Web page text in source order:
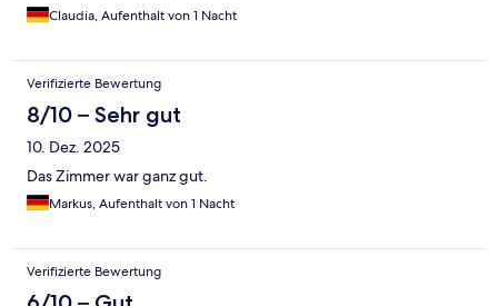
Claudia, Aufenthalt von 1 Nacht
Verifizierte Bewertung
8/10 – Sehr gut
10. Dez. 2025
Das Zimmer war ganz gut.
Markus, Aufenthalt von 1 Nacht
Verifizierte Bewertung